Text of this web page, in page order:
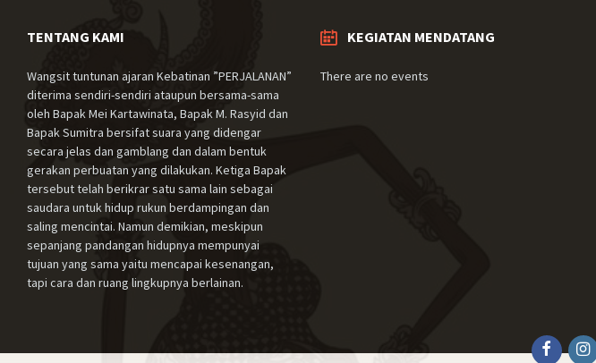
TENTANG KAMI
Wangsit tuntunan ajaran Kebatinan ”PERJALANAN”
diterima sendiri-sendiri ataupun bersama-sama
oleh Bapak Mei Kartawinata, Bapak M. Rasyid dan
Bapak Sumitra bersifat suara yang didengar
secara jelas dan gamblang dan dalam bentuk
gerakan perbuatan yang dilakukan. Ketiga Bapak
tersebut telah berikrar satu sama lain sebagai
saudara untuk hidup rukun berdampingan dan
saling mencintai. Namun demikian, meskipun
sepanjang pandangan hidupnya mempunyai
tujuan yang sama yaitu mencapai kesenangan,
tapi cara dan ruang lingkupnya berlainan.
KEGIATAN MENDATANG
There are no events